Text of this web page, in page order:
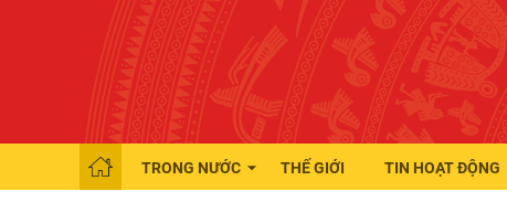
TRONG NƯỚC THẾ GIỚI TIN HOẠT ĐỘNG